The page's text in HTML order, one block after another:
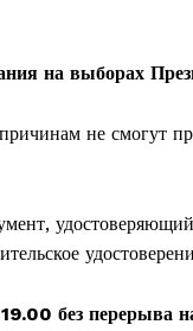
на выборах
не смогут
без перерыва